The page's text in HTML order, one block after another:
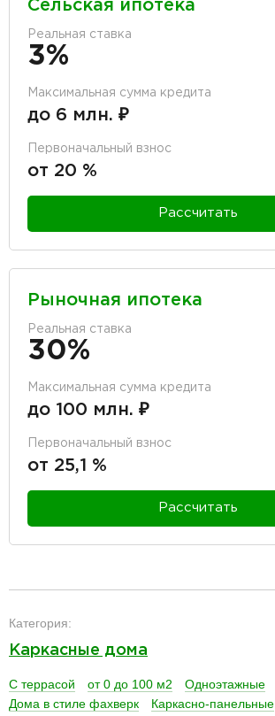
Сельская ипотека
Реальная ставка
3%
Максимальная сумма кредита
до 6 млн. ₽
Первоначальный взнос
от 20 %
Рассчитать
Рыночная ипотека
Реальная ставка
30%
Максимальная сумма кредита
до 100 млн. ₽
Первоначальный взнос
от 25,1 %
Рассчитать
Категория:
Каркасные дома
С террасой от 0 до 100 м2
Одноэтажные
Дома в стиле фахверк
Каркасно-панельные